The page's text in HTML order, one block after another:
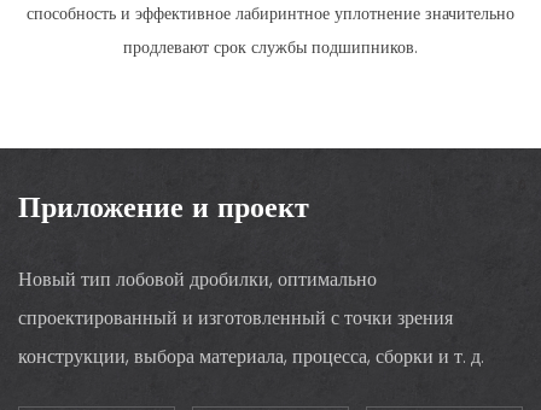
способность и эффективное лабиринтное уплотнение значительно
продлевают срок службы подшипников.
Приложение и проект
Новый тип лобовой дробилки, оптимально
спроектированный и изготовленный с точки зрения
конструкции, выбора материала, процесса, сборки и т. д.